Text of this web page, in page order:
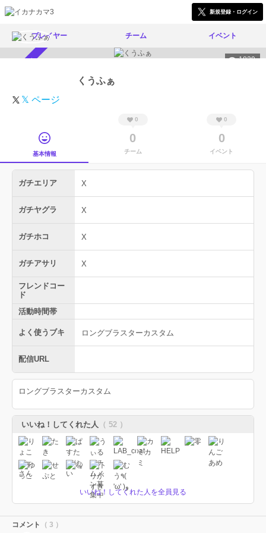
新規登録・ログイン
プレイヤー チーム イベント
1839
くうふぁ
𝕏 ページ
基本情報
0
0
チーム
0
0
イベント
ガチエリア X
ガチヤグラ X
ガチホコ X
ガチアサリ X
フレンドコー
ド
活動時間帯
よく使うブキ ロングブラスターカスタム
配信URL
ロングブラスターカスタム
いいね！してくれた人 （ 52 ）
いいね！してくれた人を全員見る
コメント （ 3 ）